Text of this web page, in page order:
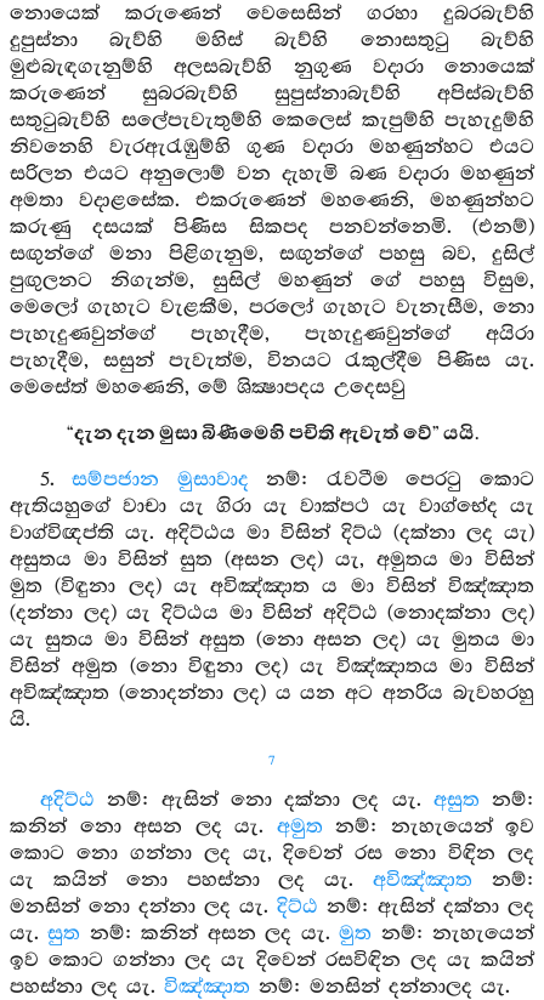
නොයෙක් කරුණෙන් වෙසෙසින් ගරහා දුබරබැව්හි
දුපුස්නා බැව්හි මහිස් බැව්හි නොසතුටු බැව්හි
මුළුබැඳගැනුම්හි අලසබැව්හි නුගුණ වදාරා නොයෙක්
කරුණෙන් සුබරබැව්හි සුපුස්නාබැව්හි අපිස්බැව්හි
සතුටුබැව්හි සලේපැවැතුම්හි කෙලෙස් කැපුම්හි පැහැදුම්හි
නිවනෙහි වැරඇරැඹුම්හි ගුණ වදාරා මහණුන්හට එයට
සරිලන එයට අනුලොම් වන දැහැමි බණ වදාරා මහණුන්
අමතා වදාළසේක. එකරුණෙන් මහණෙනි, මහණුන්හට
කරුණු දසයක් පිණිස සිකපද පනවන්නෙමි. (එනම්)
සඟුන්ගේ මනා පිළිගැනුම, සඟුන්ගේ පහසු බව, දුසිල්
පුඟුලනට නිගැන්ම, සුසිල් මහණුන් ගේ පහසු විසුම,
මෙලෝ ගැහැට වැළකීම, පරලෝ ගැහැට වැනැසීම, නො
පැහැදුණවුන්ගේ පැහැදීම, පැහැදුණවුන්ගේ අයිරා
පැහැදීම, සසුන් පැවැත්ම, විනයට රැකුල්දීම පිණිස යැ.
මෙසේත් මහණෙනි, මේ ශික්‍ෂාපදය උදෙසවු
“දැන දැන මුසා බිණීමෙහි පචිති ඇවැත් වේ” යයි.
5.සම්පජාන මුසාවාද නම්: රැවටීම පෙරටු කොට
ඇතියහුගේ වාචා යැ ගිරා යැ වාක්පථ යැ වාග්භේද යැ
වාග්විඥප්ති යැ. අදිට්ඨය මා විසින් දිට්ඨ (දක්නා ලද යැ)
අසුතය මා විසින් සුත (අසන ලද) යැ, අමුතය මා විසින්
මුත (විඳුනා ලද) යැ අවිඤ්ඤාත ය මා විසින් විඤ්ඤාත
(දන්නා ලද) යැ දිට්ඨය මා විසින් අදිට්ඨ (නොදක්නා ලද)
යැ සුතය මා විසින් අසුත (නො අසන ලද) යැ මුතය මා
විසින් අමුත (නො විඳුනා ලද) යැ විඤ්ඤාතය මා විසින්
අවිඤ්ඤාත (නොදන්නා ලද) ය යන අට අනරිය බැවහරහු
යි.
7
අදිට්ඨ නම්: ඇසින් නො දක්නා ලද යැ. අසුත නම්:
කනින් නො අසන ලද යැ. අමුත නම්: නැහැයෙන් ඉව
කොට නො ගන්නා ලද යැ, දිවෙන් රස නො විඳින ලද
යැ කයින් නො පහස්නා ලද යැ.අවිඤ්ඤාත නම්:
මනසින් නො දන්නා ලද යැ. දිට්ඨ නම්: ඇසින් දක්නා ලද
යැ.සුත නම්: කනින් අසන ලද යැ.මුත නම්: නැහැයෙන්
ඉව කොට ගන්නා ලද යැ දිවෙන් රසවිඳින ලද යැ කයින්
පහස්නා ලද යැ. විඤ්ඤාත නම්: මනසින් දන්නාලද යැ.